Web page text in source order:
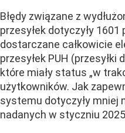
Błędy związane z
przesyłek dotyczyły 1601
dostarczane całkowicie
przesyłek PUH
które miały status „w
użytkowników. Jak
systemu dotyczyły mniej
nadanych w styczniu